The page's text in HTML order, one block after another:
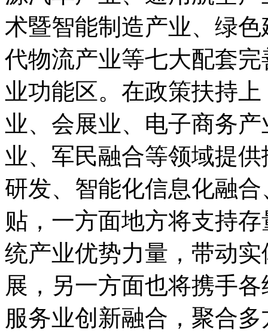
术暨智能制造产业、绿
代物流产业等七大配套
业功能区。在政策扶持
业、会展业、电子商务
业、军民融合等领域提
研发、智能化信息化融
贴，一方面地方将支持
统产业优势力量，带动
展，另一方面也将携手
服务业创新融合，聚合